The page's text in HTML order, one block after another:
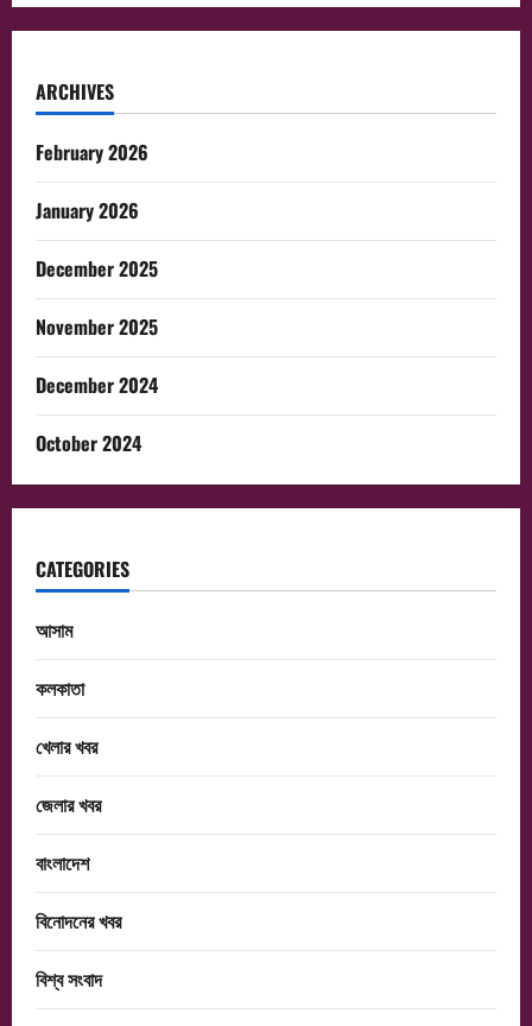
ARCHIVES
February 2026
January 2026
December 2025
November 2025
December 2024
October 2024
CATEGORIES
আসাম
কলকাতা
খেলার খবর
জেলার খবর
বাংলাদেশ
বিনোদনের খবর
বিশ্ব সংবাদ